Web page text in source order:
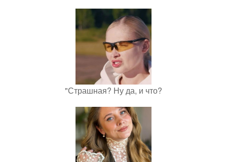
"Страшная? Ну да, и что?